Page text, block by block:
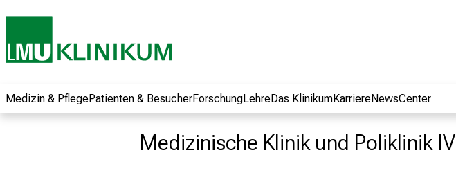
Medizin & PflegePatienten & BesucherForschungLehreDas KlinikumKarriereNewsCenter
Medizinische Klinik und Poliklinik IV
Informationen zu
Jobs, Ausbildungen
Weiterbildungen.
Kommen Sie